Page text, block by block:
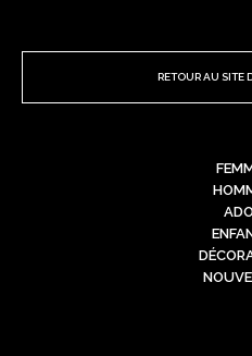
RETOUR AU SITE